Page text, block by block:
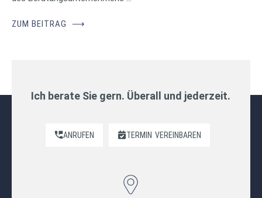
ZUM BEITRAG ⟶
Ich berate Sie gern. Überall und jederzeit.
ANRUFEN TERMIN VEREINBAREN